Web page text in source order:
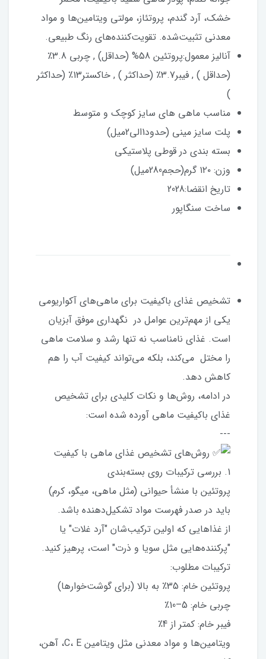
خشک، آرد گندم، پروتئاز، مولتی ویتامین‌ها و مواد
معدنی تثبیت‌شده. تقویت‌کننده‌های رنگ طبیعی.
آنالیز معمول:پروتئین 58% (حداقل) , چربی 3.8٪
(حداقل ) , فیبر3.7٪ (حداکثر ) , خاکستر13٪ (حداکثر
)
مناسب ماهی های سایز کوچک و متوسط
پلت سایز مینی (حدود1الی2میل)
بسته بندی در قوطی پلاستیکی
وزن: ۱۲۰ گرم(حجم280میل)
تاریخ انقضا:2028
ساخت سنگاپور
تشخیص غذای باکیفیت برای ماهی‌های آکواریومی
یکی از مهم‌ترین عوامل در نگهداری موفق آبزیان
است. غذای نامناسب نه تنها رشد و سلامت ماهی
را مختل می‌کند، بلکه می‌تواند کیفیت آب را هم
کاهش دهد.
در ادامه، روش‌ها و نکات کلیدی برای تشخیص
غذای باکیفیت ماهی آورده شده است:
---
روش‌های تشخیص غذای ماهی با کیفیت
1. بررسی ترکیبات روی بسته‌بندی
پروتئین با منشأ حیوانی (مثل ماهی، میگو، کرم)
باید در صدر فهرست مواد تشکیل‌دهنده باشد.
از غذاهایی که اولین ترکیب‌شان "آرد غلات" یا
"پرکننده‌هایی مثل سویا و ذرت" است، پرهیز کنید.
ترکیبات مطلوب:
پروتئین خام: 35٪ به بالا (برای گوشت‌خوارها)
چربی خام: 5–10٪
فیبر خام: کمتر از 4٪
ویتامین‌ها و مواد معدنی مثل ویتامین C، E، آهن،